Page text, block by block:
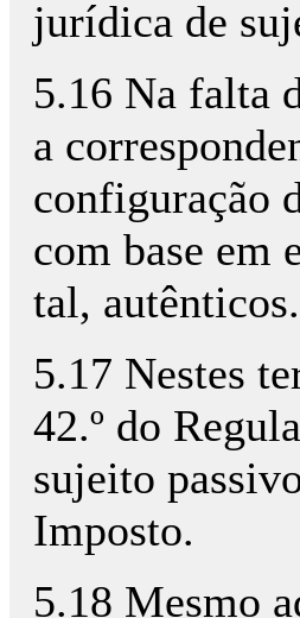
jurídica de
5.16 Na falta
a
configuração
com base em
tal, autênticos.
5.17 Nestes
42.º do
sujeito
Imposto.
5.18 Mesmo